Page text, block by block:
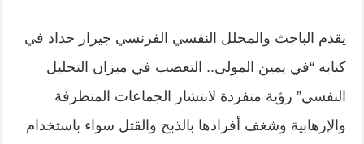
يقدم الباحث والمحلل النفسي الفرنسي جيرار حداد في
كتابه “في يمين المولى.. التعصب في ميزان التحليل
النفسي” رؤية متفردة لانتشار الجماعات المتطرفة
والإرهابية وشغف أفرادها بالذبح والقتل سواء باستخدام